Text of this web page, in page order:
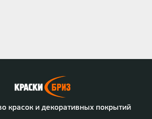
красок и декоративных покрытий